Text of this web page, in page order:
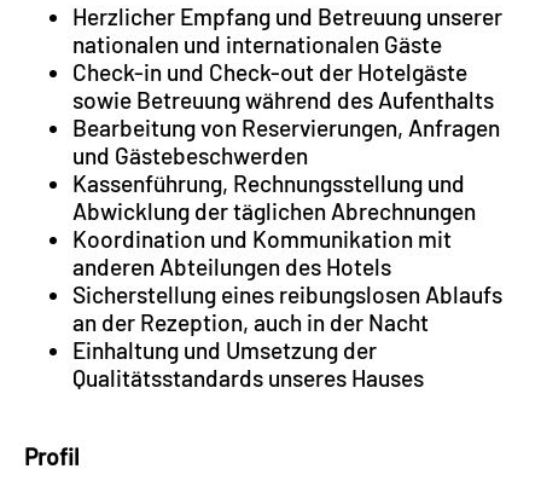
Herzlicher Empfang und Betreuung unserer
nationalen und internationalen Gäste
Check-in und Check-out der Hotelgäste
sowie Betreuung während des Aufenthalts
Bearbeitung von Reservierungen, Anfragen
und Gästebeschwerden
Kassenführung, Rechnungsstellung und
Abwicklung der täglichen Abrechnungen
Koordination und Kommunikation mit
anderen Abteilungen des Hotels
Sicherstellung eines reibungslosen Ablaufs
an der Rezeption, auch in der Nacht
Einhaltung und Umsetzung der
Qualitätsstandards unseres Hauses
Profil